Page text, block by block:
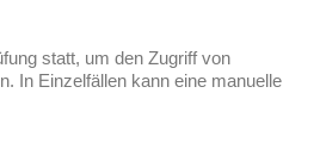
statt, um den Zugriff von
In Einzelfällen kann eine manuelle